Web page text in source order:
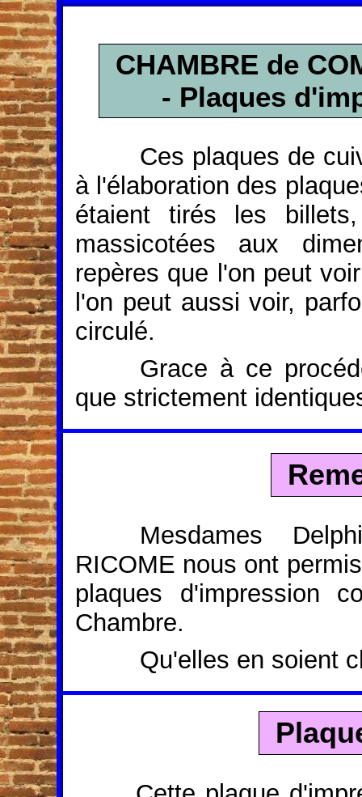
CHAMBRE de
- Plaques
Ces plaques de
à l'élaboration des
étaient tirés les
massicotées aux
repères que l'on peut
l'on peut aussi voir,
circulé.
Grace à ce
que strictement
Mesdames
RICOME nous ont
plaques d'impression
Chambre.
Qu'elles en soient